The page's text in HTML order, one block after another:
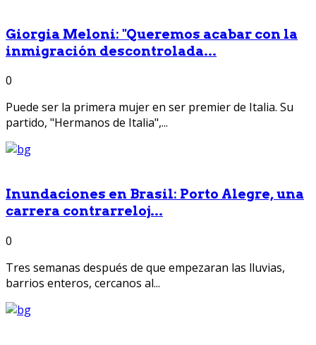
Giorgia Meloni: "Queremos acabar con la
inmigración descontrolada...
0
Puede ser la primera mujer en ser premier de Italia. Su
partido, "Hermanos de Italia",...
Inundaciones en Brasil: Porto Alegre, una
carrera contrarreloj...
0
Tres semanas después de que empezaran las lluvias,
barrios enteros, cercanos al...